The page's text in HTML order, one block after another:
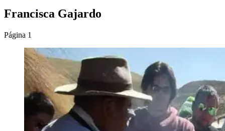
Francisca Gajardo
Página 1